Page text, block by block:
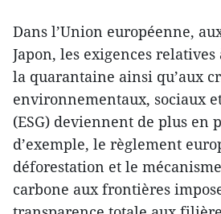
Dans l’Union européenne,
Japon, les exigences
la quarantaine ainsi qu’aux
environnementaux, sociaux
(ESG) deviennent de plus en
d’exemple, le règlement
déforestation et le
carbone aux frontières